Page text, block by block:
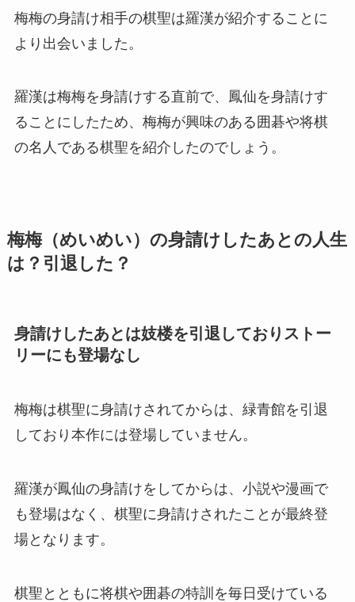
梅梅の身請け相手の棋聖は羅漢が紹介することに
より出会いました。
羅漢は梅梅を身請けする直前で、鳳仙を身請けす
ることにしたため、梅梅が興味のある囲碁や将棋
の名人である棋聖を紹介したのでしょう。
梅梅（めいめい）の身請けしたあとの人生
は？引退した？
身請けしたあとは妓楼を引退しておりストー
リーにも登場なし
梅梅は棋聖に身請けされてからは、緑青館を引退
しており本作には登場していません。
羅漢が鳳仙の身請けをしてからは、小説や漫画で
も登場はなく、棋聖に身請けされたことが最終登
場となります。
棋聖とともに将棋や囲碁の特訓を毎日受けている